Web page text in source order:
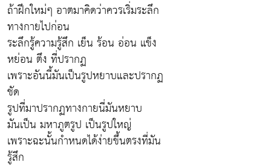
ถ้าฝึกใหม่ๆ อาตมาคิดว่าควรเริ่มระลึก
ทางกายไปก่อน
ระลึกรู้ความรู้สึก เย็น ร้อน อ่อน แข็ง
หย่อน ตึง ที่ปรากฏ
เพราะอันนี้มันเป็นรูปหยาบและปรากฏ
ชัด
รูปที่มาปรากฏทางกายนี่มันหยาบ
มันเป็น มหาภูตรูป เป็นรูปใหญ่
เพราะฉะนั้นกำหนดได้ง่ายขึ้นตรงที่มัน
รู้สึก